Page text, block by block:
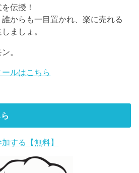
伝授！
からも一目置かれ、楽に売れる
ましょ。
。
ルはこちら
する【無料】